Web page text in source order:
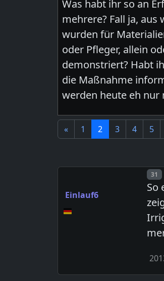
Was habt ihr so an
mehrere? Fall ja,
wurden für
oder Pfleger, allein
demonstriert? Habt
die Maßnahme
werden heute eh
« 1 2 3 4 5
Einlauf6
31
So